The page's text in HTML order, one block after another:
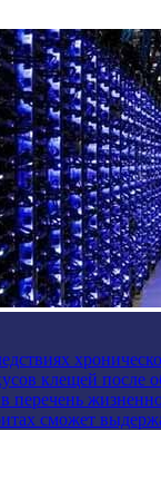
клещей
перечень
сможет